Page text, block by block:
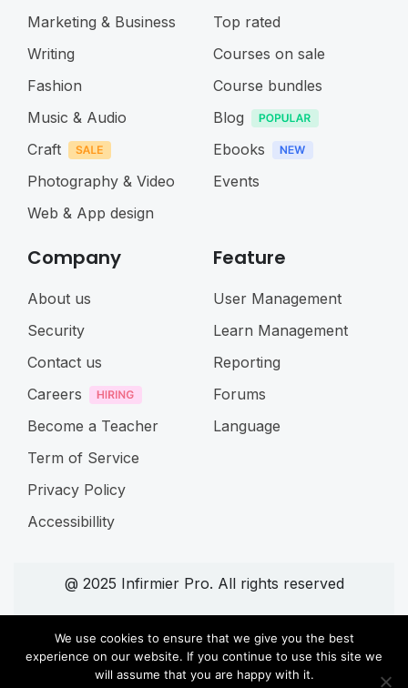
Marketing & Business
Writing
Fashion
Music & Audio
Craft
Photography & Video
Web & App design
Top rated
Courses on sale
Course bundles
Blog
Ebooks
Events
Company
About us
Security
Contact us
Careers
Become a Teacher
Term of Service
Privacy Policy
Accessibillity
Feature
User Management
Learn Management
Reporting
Forums
Language
@ 2025 Infirmier Pro. All rights reserved
Connect with us
We use cookies to ensure that we give you the best
experience on our website. If you continue to use this site we
will assume that you are happy with it.